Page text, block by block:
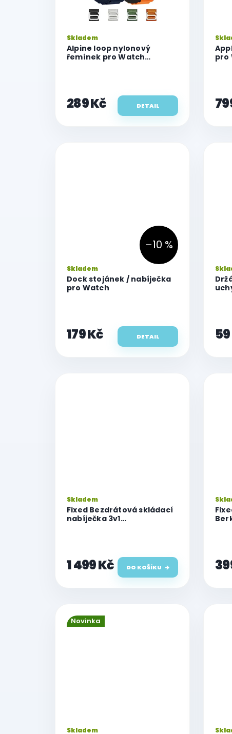
Alpine loop nylonový
řemínek pro Watch
Skladem
289 Kč DETAIL
pro
–10 %
Dock stojánek / nabíječka
pro Watch
Skladem
179 Kč DETAIL
Fixed Bezdrátová skládací
nabíječka 3v1
Skladem
1 499 Kč DO KOŠÍKU
Novinka
Skladem